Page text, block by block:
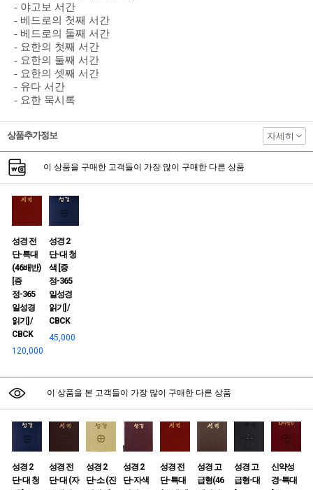
- 야고보 서간
- 베드로의 첫째 서간
- 베드로의 둘째 서간
- 요한의 첫째 서간
- 요한의 둘째 서간
- 요한의 셋째 서간
- 유다 서간
- 요한 묵시록
상품추가정보 자세히
이 상품을 구매한 고객들이 가장 많이 구매한 다른 상품
성경 전
단-특대
(46배반)
[증
정-365
일성경
읽기] /
CBCK
120,000
성경 2
단-대 청
색 [증
정-365
일성경
읽기] /
CBCK
45,000
이 상품을 본 고객들이 가장 많이 구매한 다른 상품
성경 2
단-대 청
성경 전
단-대 (자
성경 2
단-소 (진
성경 2
단-자색
성경 전
단-특대
성경 고
급형(46
성경 고
급형-대
신약성
경-특대